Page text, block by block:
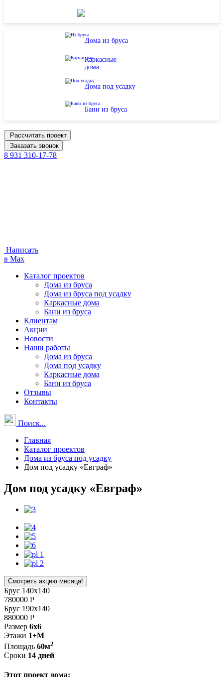
Дома из бруса
Каркасные
дома
Дома под усадку
Бани из бруса
Рассчитать проект
Заказать звонок
8 931 310-17-78
Написать
в Max
Каталог проектов
Дома из бруса
Дома из бруса под усадку
Каркасные дома
Бани из бруса
Клиентам
Акции
Новости
Наши работы
Дома из бруса
Дома под усадку
Каркасные дома
Бани из бруса
Отзывы
Контакты
Поиск...
Главная
Каталог проектов
Дома из бруса под усадку
Дом под усадку «Евграф»
Дом под усадку «Евграф»
Смотреть акцию месяца!
Брус 140x140
780000 Р
Брус 190x140
880000 Р
Размер 6x6
Этажи 1+М
Площадь 60м2
Сроки 14 дней
Этот проект дома: